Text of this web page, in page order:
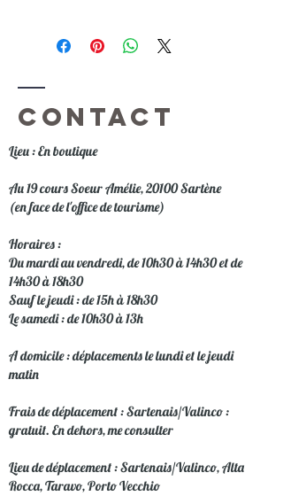
la main dans notre atelier boutique
Délai de livraison : 5 à 7 jours ouvrés
Contact
Lieu : En boutique
Au 19 cours Soeur Amélie, 20100 Sartène
(en face de l'office de tourisme)
Horaires :
Du mardi au vendredi, de 10h30 à 14h30 et de
14h30 à 18h30
Sauf le jeudi : de 15h à 18h30
Le samedi : de 10h30 à 13h
A domicile : déplacements le lundi et le jeudi
matin
Frais de déplacement : Sartenais/Valinco :
gratuit. En dehors, me consulter
Lieu de déplacement : Sartenais/Valinco, Alta
Rocca, Taravo, Porto Vecchio